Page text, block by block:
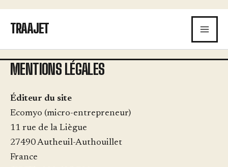
contenu
TRAAJET
MENTIONS LÉGALES
Éditeur du site
Ecomyo (micro-entrepreneur)
11 rue de la Liègue
27490 Autheuil-Authouillet
France